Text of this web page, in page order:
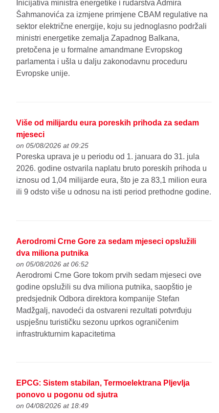
Inicijativa ministra energetike i rudarstva Admira
Šahmanovića za izmjene primjene CBAM regulative na
sektor električne energije, koju su jednoglasno podržali
ministri energetike zemalja Zapadnog Balkana,
pretočena je u formalne amandmane Evropskog
parlamenta i ušla u dalju zakonodavnu proceduru
Evropske unije.
Više od milijardu eura poreskih prihoda za sedam
mjeseci
on 05/08/2026 at 09:25
Poreska uprava je u periodu od 1. januara do 31. jula
2026. godine ostvarila naplatu bruto poreskih prihoda u
iznosu od 1,04 milijarde eura, što je za 83,1 milion eura
ili 9 odsto više u odnosu na isti period prethodne godine.
Aerodromi Crne Gore za sedam mjeseci opslužili
dva miliona putnika
on 05/08/2026 at 06:52
Aerodromi Crne Gore tokom prvih sedam mjeseci ove
godine opslužili su dva miliona putnika, saopštio je
predsjednik Odbora direktora kompanije Stefan
Madžgalj, navodeći da ostvareni rezultati potvrđuju
uspješnu turističku sezonu uprkos ograničenim
infrastrukturnim kapacitetima
EPCG: Sistem stabilan, Termoelektrana Pljevlja
ponovo u pogonu od sjutra
on 04/08/2026 at 18:49